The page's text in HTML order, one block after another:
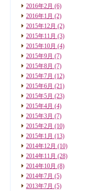
2016年2月 (6)
2016年1月 (2)
2015年12月 (2)
2015年11月 (3)
2015年10月 (4)
2015年9月 (7)
2015年8月 (7)
2015年7月 (12)
2015年6月 (21)
2015年5月 (23)
2015年4月 (4)
2015年3月 (7)
2015年2月 (10)
2015年1月 (13)
2014年12月 (10)
2014年11月 (28)
2014年10月 (8)
2014年7月 (5)
2013年7月 (5)